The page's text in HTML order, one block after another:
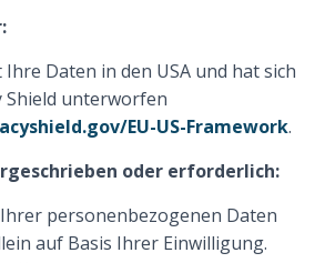
Daten in den USA und hat sich
Shield unterworfen
EU-US-Framework.
oder erforderlich:
personenbezogenen Daten
auf Basis Ihrer Einwilligung.